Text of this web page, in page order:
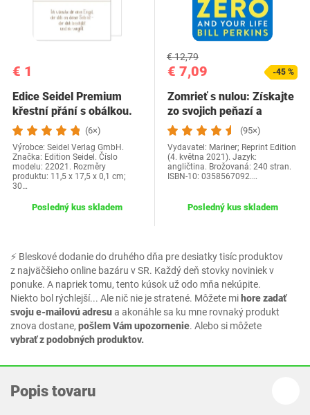
⚡ Bleskové dodanie do druhého dňa pre desiatky tisíc produktov
z najväčšieho online bazáru v SR. Každý deň stovky noviniek v
ponuke. A napriek tomu, tento kúsok už odo mňa nekúpite.
Niekto bol rýchlejší... Ale nič nie je stratené. Môžete mihore zadať
svoju e-mailovú adresua akonáhle sa ku mne rovnaký produkt
znova dostane, pošlem Vám upozornenie. Alebo si môžete
vybrať z podobných produktov.
€ 1
Edice Seidel Premium
křestní přání s obálkou.
Přání ke křtu…(6×)
Výrobce: Seidel Verlag GmbH.
Značka: Edition Seidel. Číslo
modelu: 22021. Rozměry
produktu: 11,5 x 17,5 x 0,1 cm;
30…
Posledný kus skladem
€ 7,09
€ 12,79
-45 %
Zomrieť s nulou: Získajte
zo svojich peňazí a
života…
(95×)
Vydavatel: Mariner; Reprint Edition
(4. května 2021). Jazyk:
angličtina. Brožovaná: 240 stran.
ISBN-10: 0358567092.…
Posledný kus skladem
Popis tovaru